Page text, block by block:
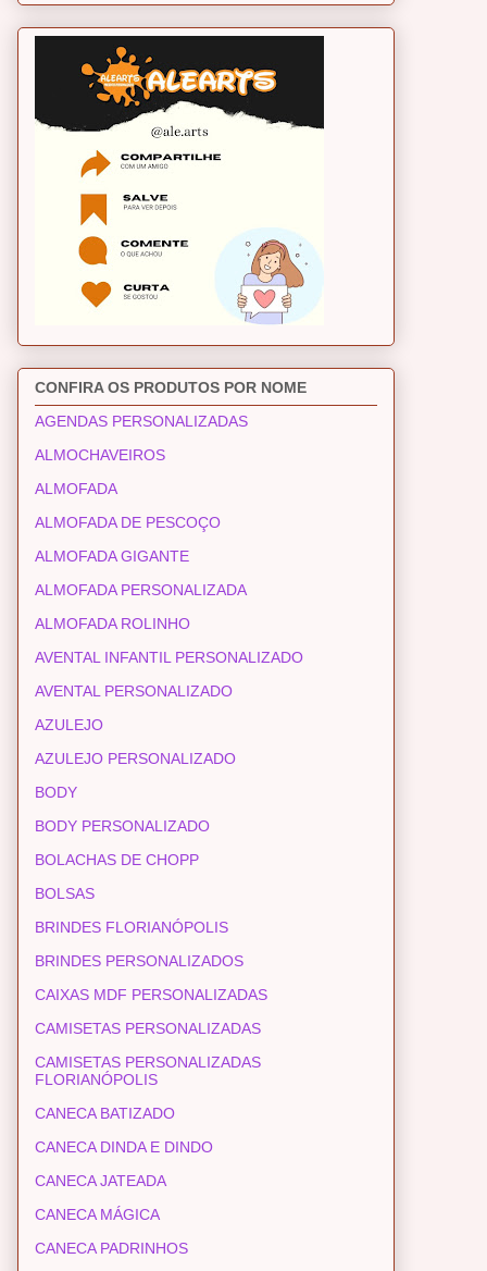
CONFIRA OS PRODUTOS POR NOME
AGENDAS PERSONALIZADAS
ALMOCHAVEIROS
ALMOFADA
ALMOFADA DE PESCOÇO
ALMOFADA GIGANTE
ALMOFADA PERSONALIZADA
ALMOFADA ROLINHO
AVENTAL INFANTIL PERSONALIZADO
AVENTAL PERSONALIZADO
AZULEJO
AZULEJO PERSONALIZADO
BODY
BODY PERSONALIZADO
BOLACHAS DE CHOPP
BOLSAS
BRINDES FLORIANÓPOLIS
BRINDES PERSONALIZADOS
CAIXAS MDF PERSONALIZADAS
CAMISETAS PERSONALIZADAS
CAMISETAS PERSONALIZADAS
FLORIANÓPOLIS
CANECA BATIZADO
CANECA DINDA E DINDO
CANECA JATEADA
CANECA MÁGICA
CANECA PADRINHOS